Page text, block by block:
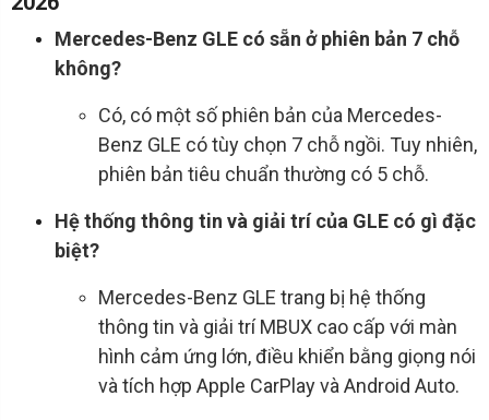
Mercedes-Benz GLE có sẵn ở phiên bản 7 chỗ
không?
Có, có một số phiên bản của Mercedes-
Benz GLE có tùy chọn 7 chỗ ngồi. Tuy nhiên,
phiên bản tiêu chuẩn thường có 5 chỗ.
Hệ thống thông tin và giải trí của GLE có gì đặc
biệt?
Mercedes-Benz GLE trang bị hệ thống
thông tin và giải trí MBUX cao cấp với màn
hình cảm ứng lớn, điều khiển bằng giọng nói
và tích hợp Apple CarPlay và Android Auto.